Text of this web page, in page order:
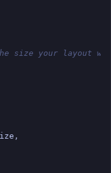
size your layout
,